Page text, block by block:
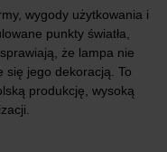
wygody użytkowania i
punkty światła,
że lampa nie
się jego dekoracją. To
produkcję, wysoką